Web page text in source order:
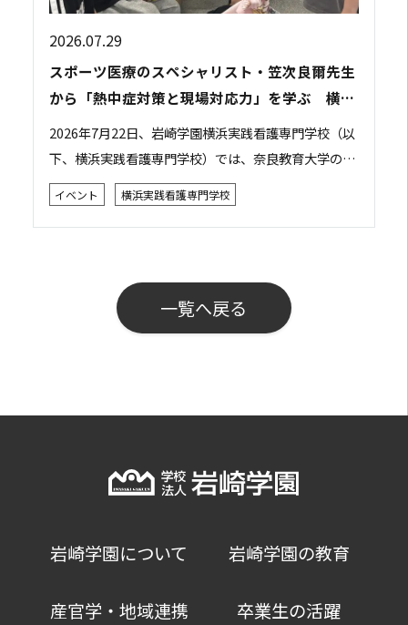
2026.07.29
スポーツ医療のスペシャリスト・笠次良爾先生
から「熱中症対策と現場対応力」を学ぶ 横浜
実践看護専門学校で特別講義を開催
2026年7月22日、岩崎学園横浜実践看護専門学校（以
下、横浜実践看護専門学校）では、奈良教育大学の笠
次良爾先生をお招きし、「災害現場やスポーツ現場で
の判断力・対応力を学ぶ ～熱中症～」をテー...
イベント 横浜実践看護専門学校
一覧へ戻る
岩崎学園について 岩崎学園の教育
産官学・地域連携 卒業生の活躍